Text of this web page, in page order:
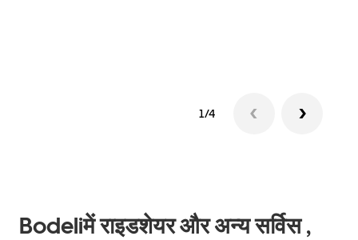
1/4
Bodeliमें राइडशेयर और अन्य सर्विस ,